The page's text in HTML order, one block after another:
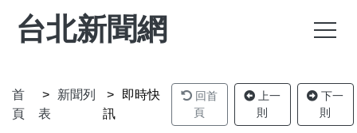
台北新聞網
首
頁
新聞列
表
即時快
訊
回首
頁
上一
則
下一
則